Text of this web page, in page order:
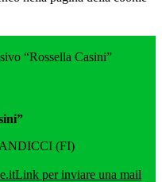
“Rossella Casini”
(FI)
Link per inviare una mail